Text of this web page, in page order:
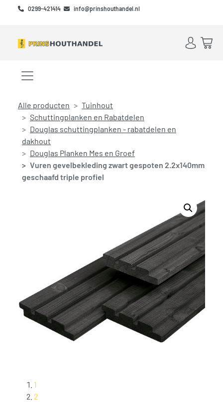
Skip to main content
Skip to footer
0299-421414 info@prinshouthandel.nl
Account
Menu openen/sluiten
Alle producten
Tuinhout
Schuttingplanken en Rabatdelen
Douglas schuttingplanken - rabatdelen en
dakhout
Douglas Planken Mes en Groef
Vuren gevelbekleding zwart gespoten 2.2x140mm
geschaafd triple profiel
1
2